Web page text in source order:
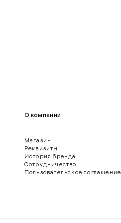
О компании
Магазин
Реквизиты
История бренда
Сотрудничество
Пользовательское соглашение